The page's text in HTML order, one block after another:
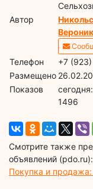
Автор
Телефон
+7
Размещено
Показов
1496
Смотрите также
объявлений (pdo.ru):
Покупка и продажа: